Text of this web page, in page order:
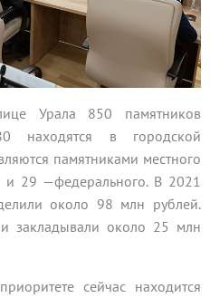
Урала 850 памятников
находятся в городской
памятниками местного
и 29 —федерального. В 2021
около 98 млн рублей.
закладывали около 25 млн
сейчас находится